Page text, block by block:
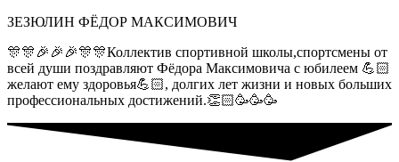
ЗЕЗЮЛИН ФЁДОР МАКСИМОВИЧ
🎊🎊🎉🎉🎉🎊🎊Коллектив спортивной школы,спортсмены от
всей души поздравляют Фёдора Максимовича с юбилеем 💪🏻
желают ему здоровья💪🏻, долгих лет жизни и новых больших
профессиональных достижений.👏🏻🥳🥳🥳